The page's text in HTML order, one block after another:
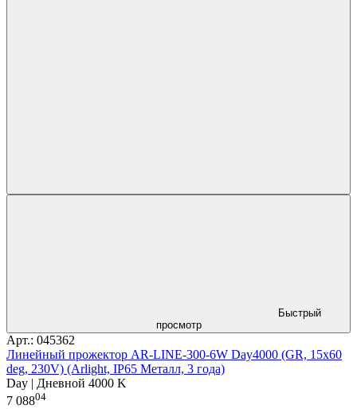
Быстрый
просмотр
Арт.: 045362
Линейный прожектор AR-LINE-300-6W Day4000 (GR, 15x60
deg, 230V) (Arlight, IP65 Металл, 3 года)
Day | Дневной 4000 K
7 08804